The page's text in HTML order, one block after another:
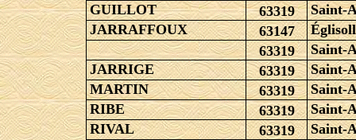
GUILLOT
63319
Saint-
JARRAFFOUX
63147
63319
Saint-
JARRIGE
63319
Saint-
MARTIN
63319
Saint-
RIBE
63319
Saint-
RIVAL
63319
Saint-